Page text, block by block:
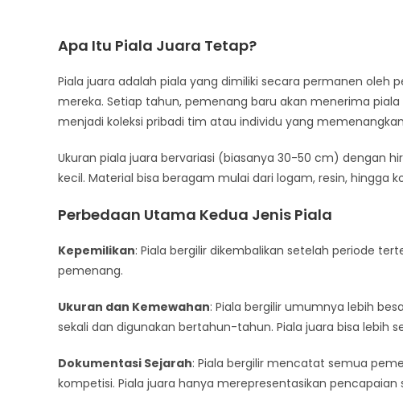
Apa Itu Piala Juara Tetap?
Piala juara adalah piala yang dimiliki secara permanen
mereka. Setiap tahun, pemenang baru akan menerima
menjadi koleksi pribadi tim atau individu yang
Ukuran piala juara bervariasi (biasanya 30-50 cm) dengan
kecil. Material bisa beragam mulai dari logam, resin, hingga
Perbedaan Utama Kedua Jenis Piala
Kepemilikan: Piala bergilir dikembalikan setelah periode
pemenang.
Ukuran dan Kemewahan: Piala bergilir umumnya lebih
sekali dan digunakan bertahun-tahun. Piala juara bisa lebih
Dokumentasi Sejarah: Piala bergilir mencatat semua
kompetisi. Piala juara hanya merepresentasikan